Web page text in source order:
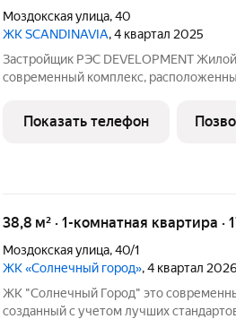
Моздокская улица,40
ЖК SCANDINAVIA, 4 квартал 2025
Застройщик РЭС DEVELOPMENT
современный комплекс,
и продуманными функциональными
подарят вам высокий
Показать телефон
38,8 м² · 1-комнатная квартира ·
Моздокская улица,40/1
ЖК «Солнечный город», 4 квартал 2026
ЖК "Солнечный Город" это современный жилой комплекс,
созданный с учетом лучших